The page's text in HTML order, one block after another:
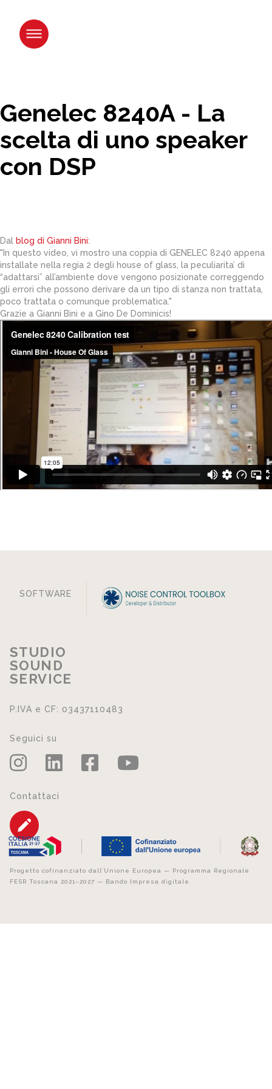
contenuti.
Genelec 8240A - La
scelta di uno speaker
con DSP
Dal blog di Gianni Bini:
"In questo video, vi mostro una coppia di GENELEC 8240 appena
installate nella regia 2 degli house of glass, la peculiarita’ di
“adattarsi” all’ambiente dove vengono posizionate correggendo
gli errori che possono derivare da un tipo di stanza non trattata,
poco trattata o comunque problematica."
Grazie a Gianni Bini e a Gino De Dominicis!
SOFTWARE
STUDIO
SOUND
SERVICE
P.IVA e CF: 03437110483
Seguici su
Contattaci
Progetto cofinanziato dall’Unione Europea — Programma Regionale
FESR Toscana 2021–2027 — Bando Impresa digitale.